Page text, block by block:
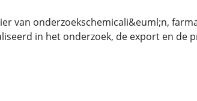
van onderzoekschemicali&euml;n,
in het onderzoek, de export en de